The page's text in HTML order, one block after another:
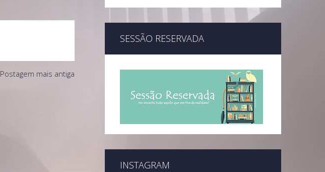
Postagem mais antiga
SESSÃO RESERVADA
INSTAGRAM